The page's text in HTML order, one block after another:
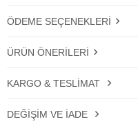
ÖDEME SEÇENEKLERI
ÜRÜN ÖNERILERI
KARGO & TESLIMAT
DEĞIŞIM VE İADE